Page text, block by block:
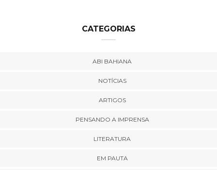
CATEGORIAS
ABI BAHIANA
NOTÍCIAS
ARTIGOS
PENSANDO A IMPRENSA
LITERATURA
EM PAUTA